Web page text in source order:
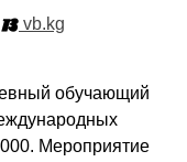
vb.kg
обучающий
Мероприятие